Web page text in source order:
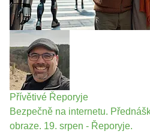
Přívětivé Řeporyje
Bezpečně na internetu.
obraze. 19. srpen - Řeporyje.